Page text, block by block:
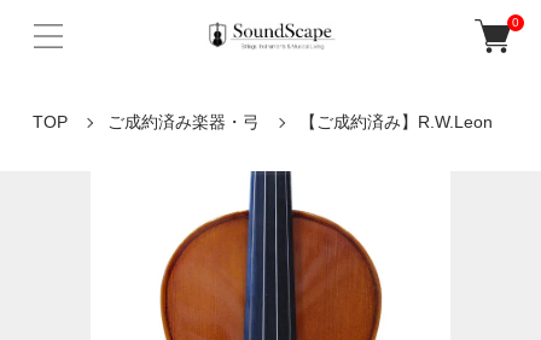
0
TOP ご成約済み楽器・弓 【ご成約済み】R.W.Leon